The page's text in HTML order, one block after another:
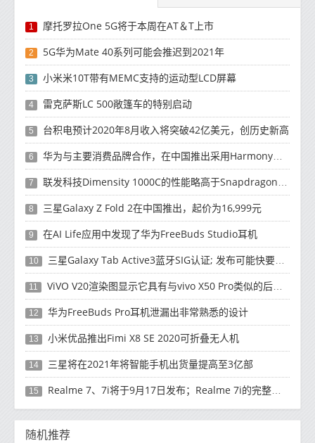
1 摩托罗拉One 5G将于本周在AT＆T上市
2 5G华为Mate 40系列可能会推迟到2021年
3 小米米10T带有MEMC支持的运动型LCD屏幕
4 雷克萨斯LC 500敞篷车的特别启动
5 台积电预计2020年8月收入将突破42亿美元，创历史新高
6 华为与主要消费品牌合作，在中国推出采用HarmonyOS 2.0的智能家居产品
7 联发科技Dimensity 1000C的性能略高于Snapdragon 765G
8 三星Galaxy Z Fold 2在中国推出，起价为16,999元
9 在AI Life应用中发现了华为FreeBuds Studio耳机
10 三星Galaxy Tab Active3蓝牙SIG认证; 发布可能快要结束了
11 ViVO V20渲染图显示它具有与vivo X50 Pro类似的后部设计
12 华为FreeBuds Pro耳机泄漏出非常熟悉的设计
13 小米优品推出Fimi X8 SE 2020可折叠无人机
14 三星将在2021年将智能手机出货量提高至3亿部
15 Realme 7、7i将于9月17日发布；Realme 7i的完整规格并导致泄漏
随机推荐